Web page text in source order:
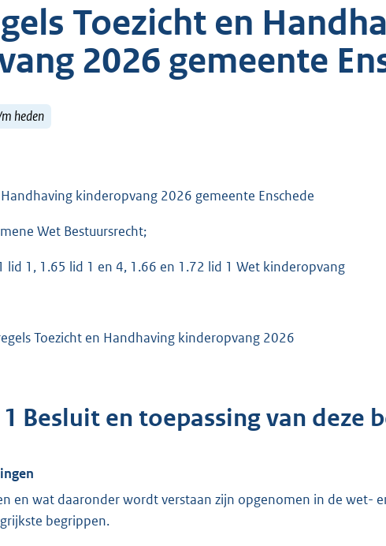
Toezicht en
2026 gemeente
heden
kinderopvang 2026 gemeente Enschede
Wet Bestuursrecht;
lid 1, 1.65 lid 1 en 4, 1.66 en 1.72 lid 1 Wet kinderopvang
Toezicht en Handhaving kinderopvang 2026
1 Besluit en toepassing van deze
en wat daaronder wordt verstaan zijn opgenomen in de wet-
begrippen.